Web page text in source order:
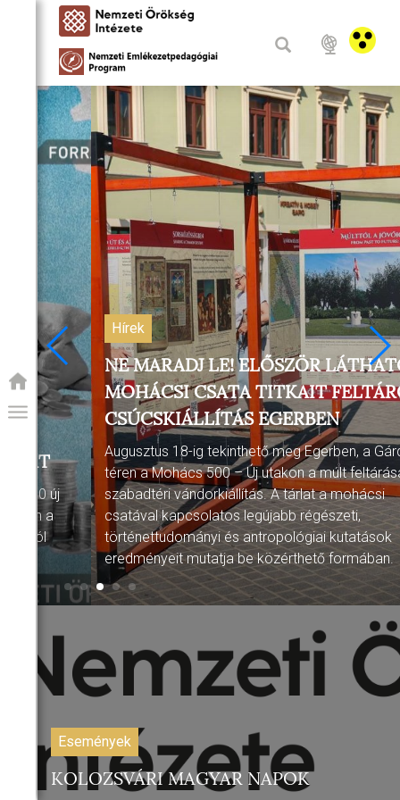
Hírek
NE MARADJ LE! ELŐSZÖR LÁTHATÓ A
MOHÁCSI CSATA TITKAIT FELTÁRÓ
CSÚCSKIÁLLÍTÁS EGERBEN
Augusztus 18-ig tekinthető meg Egerben, a Gárdonyi
téren a Mohács 500 – Új utakon a múlt feltárása című
szabadtéri vándorkiállítás. A tárlat a mohácsi
csatával kapcsolatos legújabb régészeti,
történettudományi és antropológiai kutatások
eredményeit mutatja be közérthető formában.
Események
KOLOZSVÁRI MAGYAR NAPOK